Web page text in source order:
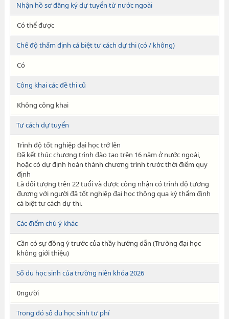
Nhận hồ sơ đăng ký dự tuyển từ nước ngoài
Có thể được
Chế độ thẩm định cá biệt tư cách dự thi (có / không)
Có
Công khai các đề thi cũ
Không công khai
Tư cách dự tuyển
Trình độ tốt nghiệp đại học trở lên
Đã kết thúc chương trình đào tạo trên 16 năm ở nước ngoài,
hoặc có dự định hoàn thành chương trình trước thời điểm quy
định
Là đối tượng trên 22 tuổi và được công nhận có trình độ tương
đương với người đã tốt nghiệp đại học thông qua kỳ thẩm định
cá biệt tư cách dự thi.
Các điểm chú ý khác
Cần có sự đồng ý trước của thầy hướng dẫn (Trường đại học
không giới thiệu)
Số du học sinh của trường niên khóa 2026
0người
Trong đó số du học sinh tư phí